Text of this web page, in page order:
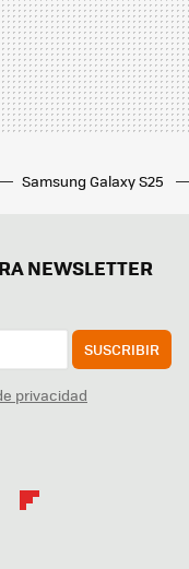
Samsung Galaxy S25
NEWSLETTER
SUSCRIBIR
privacidad